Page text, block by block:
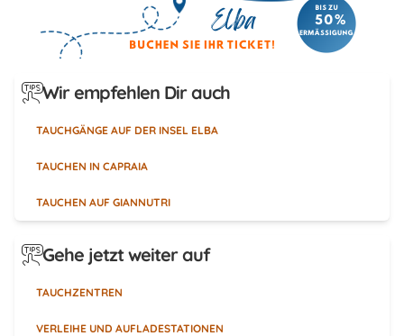
Wir empfehlen Dir auch
TAUCHGÄNGE AUF DER INSEL ELBA
TAUCHEN IN CAPRAIA
TAUCHEN AUF GIANNUTRI
Gehe jetzt weiter auf
TAUCHZENTREN
VERLEIHE UND AUFLADESTATIONEN